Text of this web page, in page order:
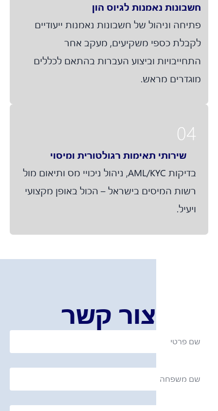
נאמנות לגיוס הון
וניהול של חשבונות נאמנות ייעודיים
כספי משקיעים, מעקב אחר
וביצוע העברות בהתאם לכללים
מראש.
04
שירותי תאימות רגולטורית ומיסוי
בדיקות AML/KYC, ניהול ניכויי מס ותיאום מול
רשות המיסים בישראל – הכול באופן מקצועי
ויעיל.
צור קשר